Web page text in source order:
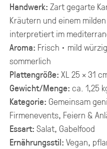
Handwerk: Zart gegarte
Kräutern und einem
interpretiert im
Aroma: Frisch · mild
sommerlich
Plattengröße: XL 25 × 31
Gewicht/Menge: ca. 1,25
Kategorie: Gemeinsam
Firmenevents, Feiern &
Essart: Salat, Gabelfood
Ernährungsstil: Vegan,
Preisangaben in:
Brutto
Netto